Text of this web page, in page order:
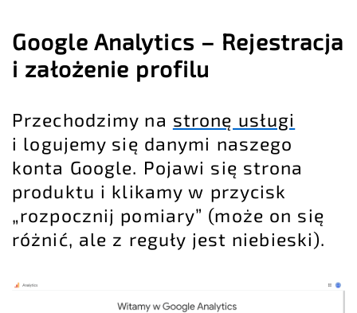
Google Analytics – Rejestracja
i założenie profilu
Przechodzimy na stronę usługi
i logujemy się danymi naszego
konta Google. Pojawi się strona
produktu i klikamy w przycisk
„rozpocznij pomiary” (może on się
różnić, ale z reguły jest niebieski).